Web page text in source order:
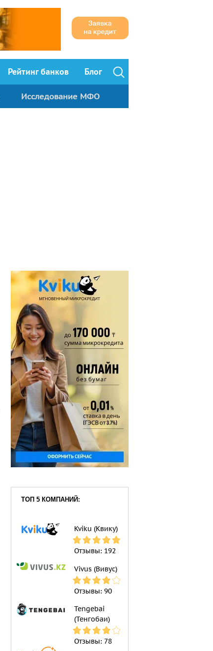
Рейтинг банков Блог
Исследование МФО
ТОП 5 КОМПАНИЙ:
Kviku (Квику)
Отзывы: 192
Vivus (Вивус)
Отзывы: 90
Tengebai
(Тенгобаи)
Отзывы: 78